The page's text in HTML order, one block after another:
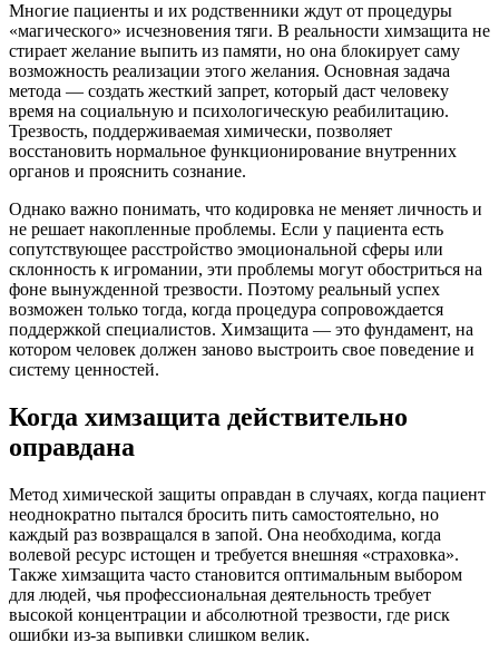
Многие пациенты и их родственники ждут от процедуры
«магического» исчезновения тяги. В реальности химзащита не
стирает желание выпить из памяти, но она блокирует саму
возможность реализации этого желания. Основная задача
метода — создать жесткий запрет, который даст человеку
время на социальную и психологическую реабилитацию.
Трезвость, поддерживаемая химически, позволяет
восстановить нормальное функционирование внутренних
органов и прояснить сознание.
Однако важно понимать, что кодировка не меняет личность и
не решает накопленные проблемы. Если у пациента есть
сопутствующее расстройство эмоциональной сферы или
склонность к игромании, эти проблемы могут обостриться на
фоне вынужденной трезвости. Поэтому реальный успех
возможен только тогда, когда процедура сопровождается
поддержкой специалистов. Химзащита — это фундамент, на
котором человек должен заново выстроить свое поведение и
систему ценностей.
Когда химзащита действительно
оправдана
Метод химической защиты оправдан в случаях, когда пациент
неоднократно пытался бросить пить самостоятельно, но
каждый раз возвращался в запой. Она необходима, когда
волевой ресурс истощен и требуется внешняя «страховка».
Также химзащита часто становится оптимальным выбором
для людей, чья профессиональная деятельность требует
высокой концентрации и абсолютной трезвости, где риск
ошибки из-за выпивки слишком велик.